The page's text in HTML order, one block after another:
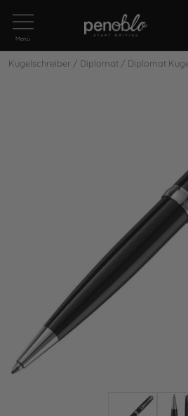
Menü
Kugelschreiber / Diplomat / Diplomat